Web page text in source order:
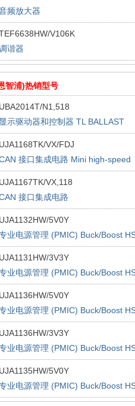
频放大器
DBS27P//N3/TUBE NDP
V106K
谐器
HTQFP100//V106/
智浦)热销型号
UBA2014T/N1,518
显示驱动器和控制器 TL BALLAST
UJA1168TK/VX/FDJ
接口集成电路 Mini high-speed
system basis chip
UJA1167TK/VX,118
接口集成电路
HVSON14//VX/REEL 13
UJA1132HW/5V0Y
业电源管理 (PMIC) Buck/Boost
Dual LIN System
UJA1131HW/3V3Y
业电源管理 (PMIC) Buck/Boost
Dual LIN System
UJA1136HW/5V0Y
业电源管理 (PMIC) Buck/Boost
Dual LIN System
UJA1136HW/3V3Y
业电源管理 (PMIC) Buck/Boost
Dual LIN System
UJA1135HW/5V0Y
业电源管理 (PMIC) Buck/Boost
Dual LIN System